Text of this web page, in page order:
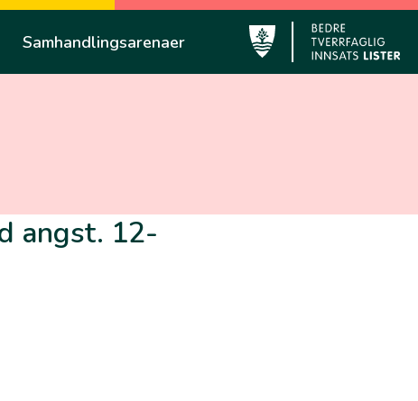
Samhandlingsarenaer
Lyngdal
angst. 12-